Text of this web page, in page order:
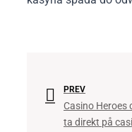
PREV
Casino Heroes
ta direkt på